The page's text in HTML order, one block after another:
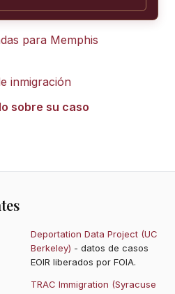
para Memphis
inmigración
sobre su caso
Deportation Data Project (UC
Berkeley) - datos de casos
EOIR liberados por FOIA.
TRAC Immigration (Syracuse